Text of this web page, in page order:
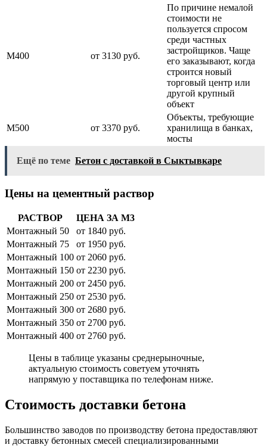
М400 от 3130 руб.
По причине немалой
стоимости не
пользуется спросом
среди частных
застройщиков. Чаще
его заказывают, когда
строится новый
торговый центр или
другой крупный
объект
М500 от 3370 руб.
Объекты, требующие
хранилища в банках,
мосты
Ещё по теме Бетон с доставкой в Сыктывкаре
Цены на цементный раствор
РАСТВОР
ЦЕНА ЗА М3
Монтажный 50
от 1840 руб.
Монтажный 75
от 1950 руб.
Монтажный 100 от 2060 руб.
Монтажный 150 от 2230 руб.
Монтажный 200 от 2450 руб.
Монтажный 250 от 2530 руб.
Монтажный 300 от 2680 руб.
Монтажный 350 от 2700 руб.
Монтажный 400 от 2760 руб.
Цены в таблице указаны среднерыночные,
актуальную стоимость советуем уточнять
напрямую у поставщика по телефонам ниже.
Стоимость доставки бетона
Большинство заводов по производству бетона предоставляют
и доставку бетонных смесей специализированными